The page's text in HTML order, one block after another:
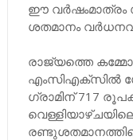
ഈ വര്‍ഷംമാത്രം
ശതമാനം
രാജ്യത്തെ
എംസിഎക്‌സില്‍
ഗ്രാമിന് 717